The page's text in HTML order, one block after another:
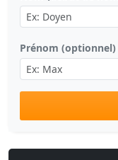
Prénom (optionnel)